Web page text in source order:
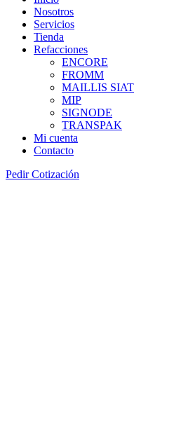
Nosotros
Servicios
Tienda
Refacciones
ENCORE
FROMM
MAILLIS SIAT
MIP
SIGNODE
TRANSPAK
Mi cuenta
Contacto
Pedir Cotización